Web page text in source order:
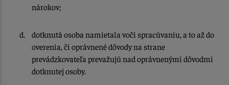
nárokov;
dotknutá osoba namietala voči spracúvaniu, a to až do
overenia, či oprávnené dôvody na strane
prevádzkovateľa prevažujú nad oprávnenými dôvodmi
dotknutej osoby.